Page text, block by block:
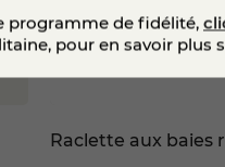
Raclette aux baies
programme de fidélité,
pour en savoir plus